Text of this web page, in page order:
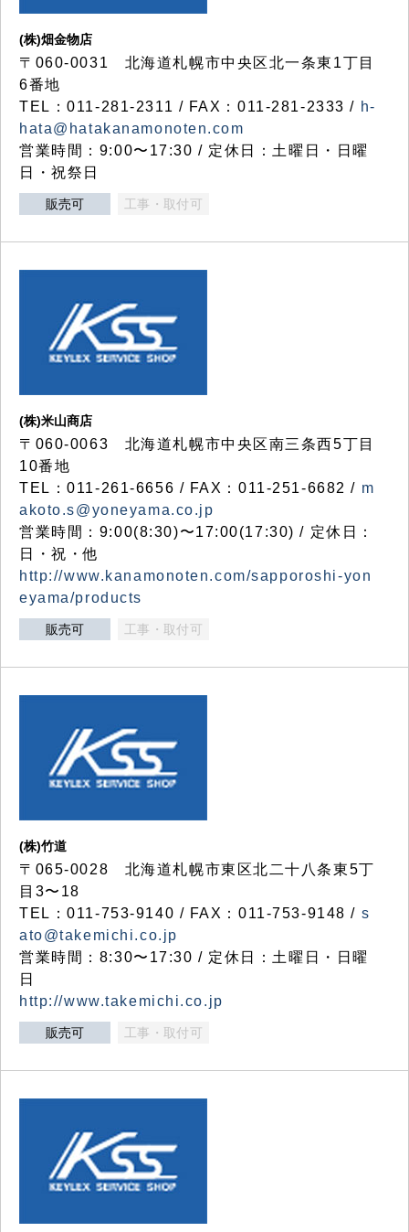
(株)畑金物店
〒060-0031 北海道札幌市中央区北一条東1丁目
6番地
TEL：011-281-2311 / FAX：011-281-2333 / h-
hata@hatakanamonoten.com
営業時間：9:00〜17:30 / 定休日：土曜日・日曜
日・祝祭日
販売可 工事・取付可
(株)米山商店
〒060-0063 北海道札幌市中央区南三条西5丁目
10番地
TEL：011-261-6656 / FAX：011-251-6682 / m
akoto.s@yoneyama.co.jp
営業時間：9:00(8:30)〜17:00(17:30) / 定休日：
日・祝・他
http://www.kanamonoten.com/sapporoshi-yon
eyama/products
販売可 工事・取付可
(株)竹道
〒065-0028 北海道札幌市東区北二十八条東5丁
目3〜18
TEL：011-753-9140 / FAX：011-753-9148 / s
ato@takemichi.co.jp
営業時間：8:30〜17:30 / 定休日：土曜日・日曜
日
http://www.takemichi.co.jp
販売可 工事・取付可